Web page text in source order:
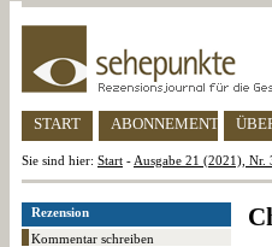
START ABONNEMENT
Sie sind hier: Start - Ausgabe 21 (2021), Nr.
Rezension
Kommentar schreiben